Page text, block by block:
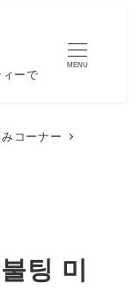
ーで
MENU
コーナー
팅 미